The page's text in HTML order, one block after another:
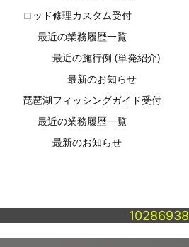
ロッド修理カスタム受付
最近の業務履歴一覧
最近の施行例 (単発紹介)
最新のお知らせ
琵琶湖フィッシングガイド受付
最近の業務履歴一覧
最新のお知らせ
10286938